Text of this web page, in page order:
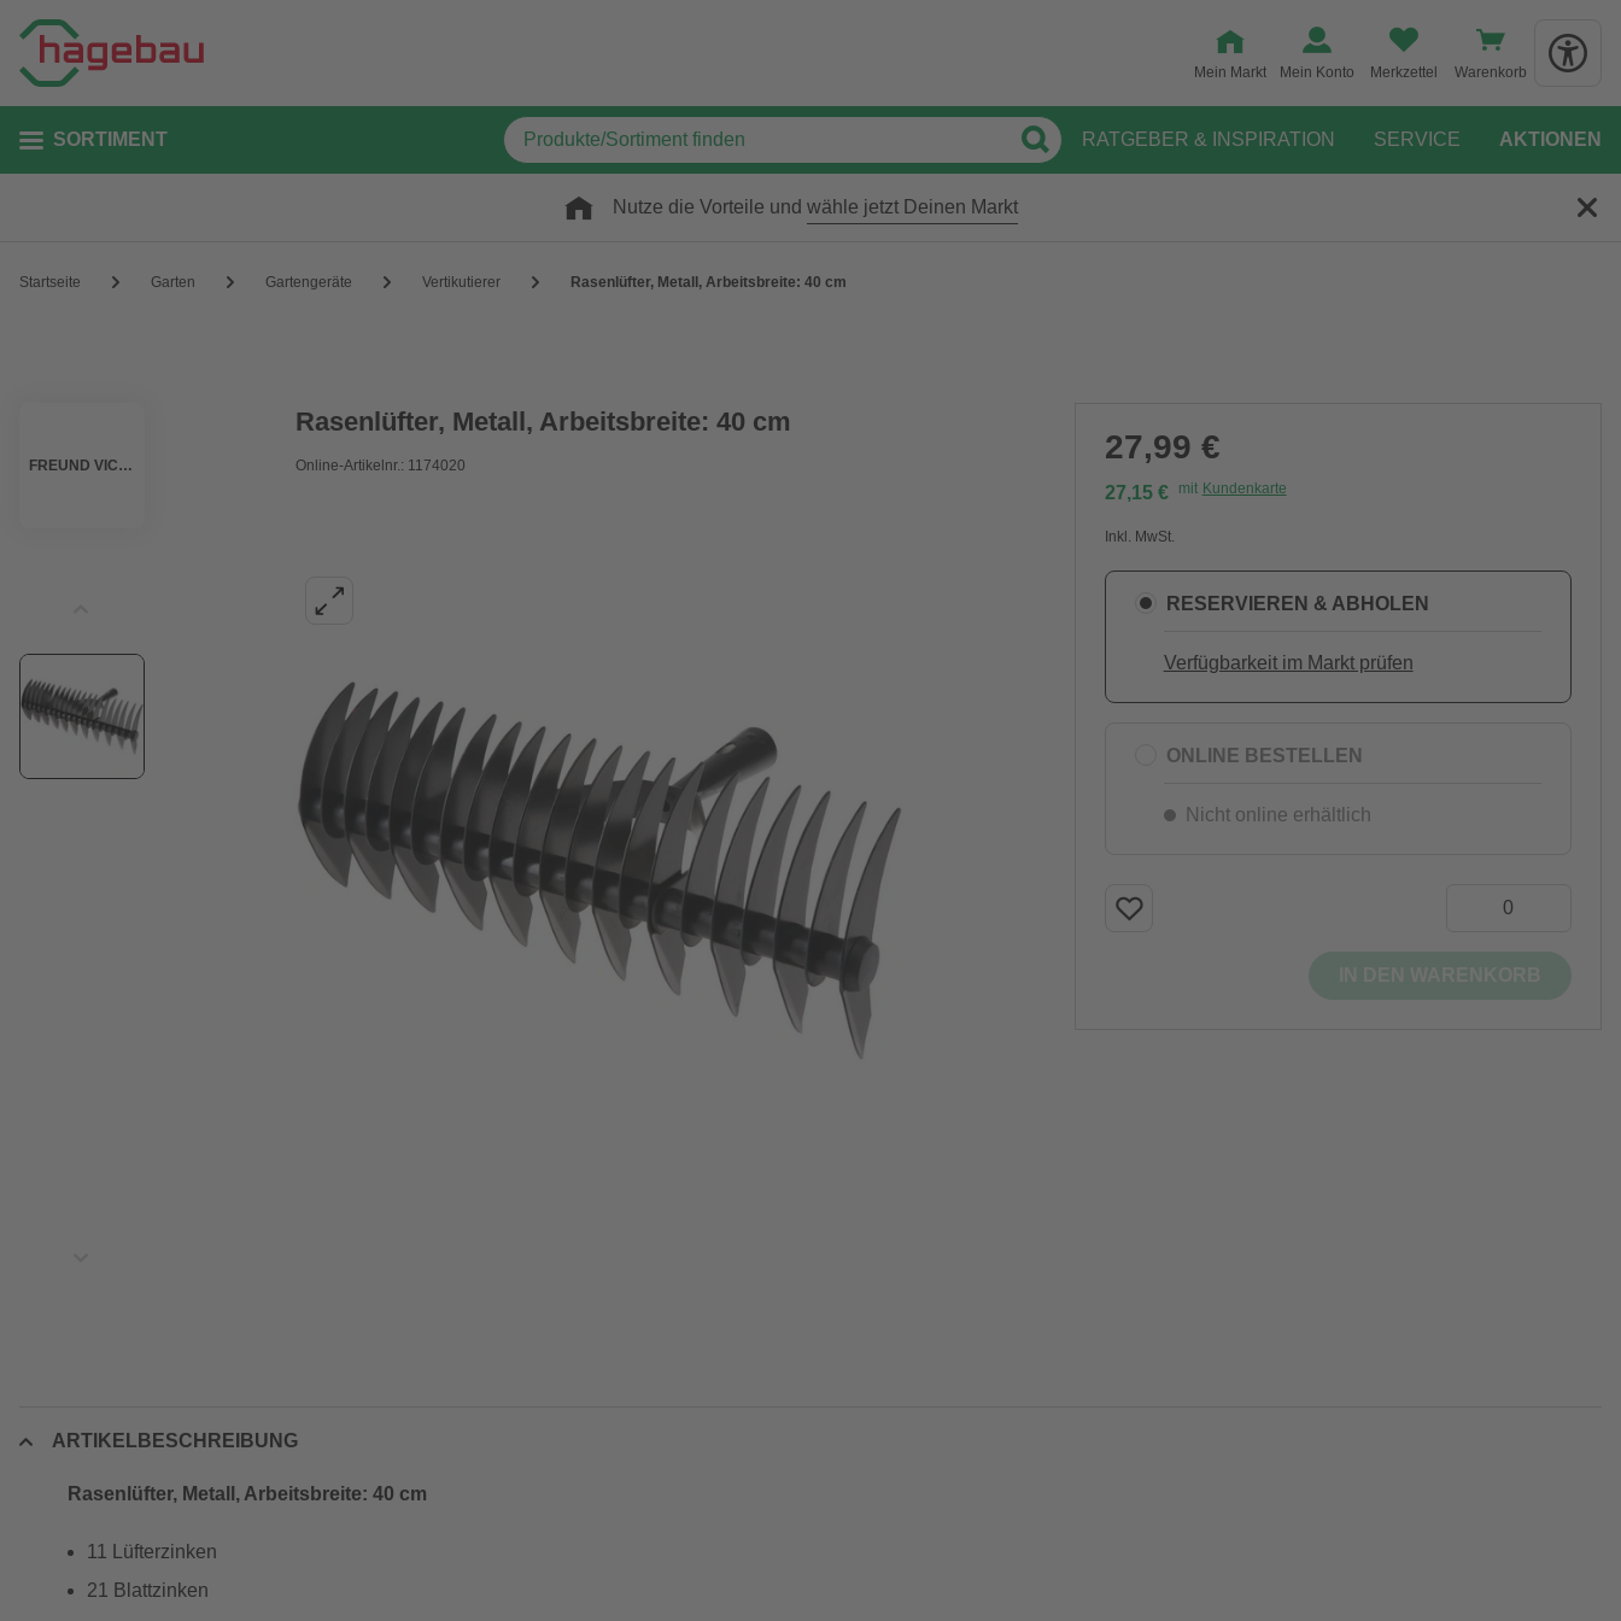
Mein Markt Mein Konto Merkzettel Warenkorb
SORTIMENT RATGEBER & INSPIRATION SERVICE AKTIONEN
Nutze die Vorteile und wähle jetzt Deinen Markt
Startseite Garten Gartengeräte Vertikutierer Rasenlüfter, Metall, Arbeitsbreite: 40 cm
FREUND VICTORIA
Rasenlüfter, Metall, Arbeitsbreite: 40 cm
Online-Artikelnr.: 1174020 27,99 €
27,15 € mit Kundenkarte
Inkl. MwSt.
RESERVIEREN & ABHOLEN
Verfügbarkeit im Markt prüfen
ONLINE BESTELLEN
Nicht online erhältlich
ARTIKELBESCHREIBUNG
Rasenlüfter, Metall, Arbeitsbreite: 40 cm
11 Lüfterzinken
21 Blattzinken